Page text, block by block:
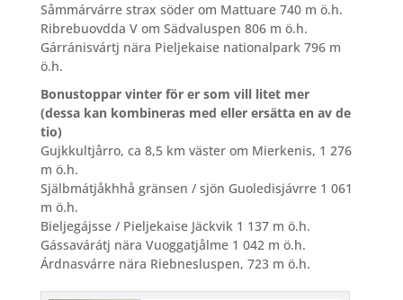
Såmmárvárre strax söder om Mattuare 740 m ö.h.
Ribrebuovdda V om Sädvaluspen 806 m ö.h.
Gárránisvártj nära Pieljekaise nationalpark 796 m
ö.h.
Bonustoppar vinter för er som vill litet mer
(dessa kan kombineras med eller ersätta en av de
tio)
Gujkkultjårro, ca 8,5 km väster om Mierkenis, 1 276
m ö.h.
Själbmátjåkhhå gränsen / sjön Guoledisjávrre 1 061
m ö.h.
Bieljegájsse / Pieljekaise Jäckvik 1 137 m ö.h.
Gássavárátj nära Vuoggatjålme 1 042 m ö.h.
Árdnasvárre nära Riebnesluspen, 723 m ö.h.